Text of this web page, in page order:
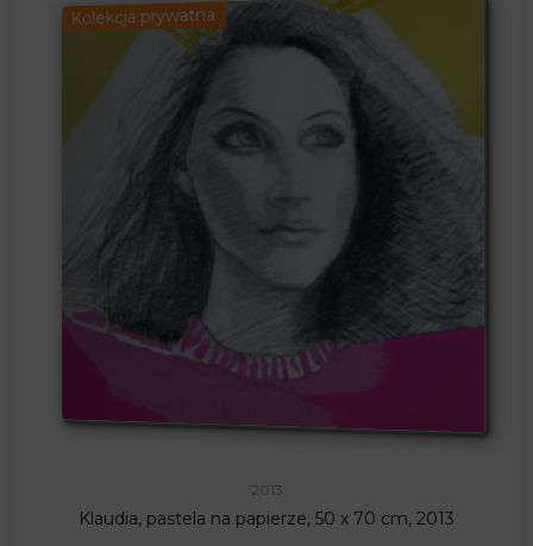
Kolekcja prywatna
2013
Klaudia, pastela na papierze, 50 x 70 cm, 2013